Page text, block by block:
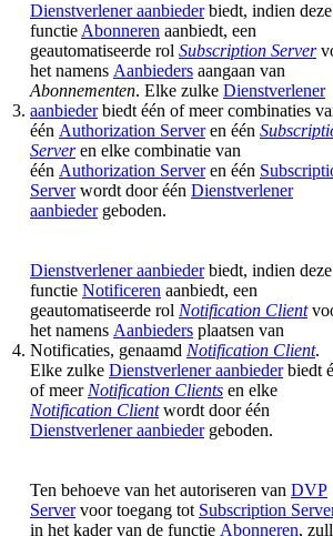
3.
Dienstverlener aanbiederbiedt, indien
functieAbonneren aanbiedt, een
geautomatiseerde rol Subscription Server
het namens Aanbieders aangaan van
Abonnementen. Elke zulke Dienstverlener
aanbiederbiedt één of meer combinaties
één Authorization Serveren één
Serveren elke combinatie van
één Authorization Serveren één
Serverwordt door één Dienstverlener
aanbiedergeboden.
4.
Dienstverlener aanbiederbiedt, indien
functie Notificeren aanbiedt, een
geautomatiseerde rol Notification Client
het namens Aanbieders plaatsen van
Notificaties, genaamd Notification Client.
Elke zulke Dienstverlener aanbiederbiedt
of meerNotification Clients en elke
Notification Clientwordt door één
Dienstverlener aanbiedergeboden.
Ten behoeve van het autoriseren van DVP
Servervoor toegang tot Subscription
in het kader van de functie Abonneren,